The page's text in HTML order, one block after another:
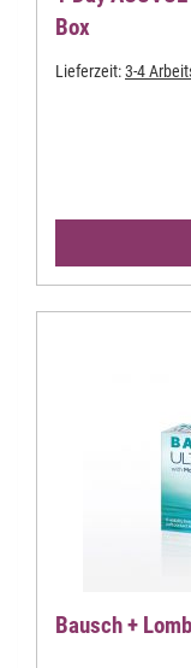
Box
Lieferzeit:3-4
Bausch +